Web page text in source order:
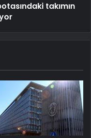
takımın